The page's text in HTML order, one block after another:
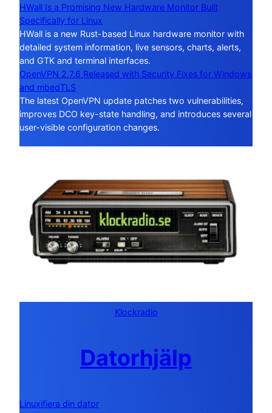
HWall Is a Promising New Hardware Monitor Built
Specifically for Linux
HWall is a new Rust-based Linux hardware monitor with
detailed system information, live sensors, charts, alerts,
and GTK and terminal interfaces.
OpenVPN 2.7.6 Released with Security Fixes for Windows
and mbedTLS
The latest OpenVPN update patches two vulnerabilities,
improves DCO key-state handling, and introduces several
user-visible configuration changes.
Klockradio
Datorhjälp
Linuxifiera din dator